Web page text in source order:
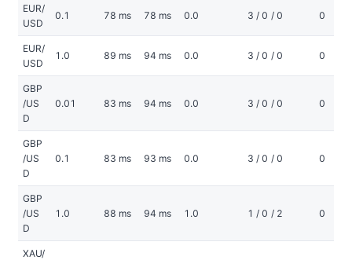
EUR/
USD
0.1 78 ms 78 ms 0.0 3 / 0 / 0 0
EUR/
USD
1.0 89 ms 94 ms 0.0 3 / 0 / 0 0
GBP
/US
D
0.01 83 ms 94 ms 0.0 3 / 0 / 0 0
GBP
/US
D
0.1 83 ms 93 ms 0.0 3 / 0 / 0 0
GBP
/US
D
1.0 88 ms 94 ms 1.0 1 / 0 / 2 0
XAU/